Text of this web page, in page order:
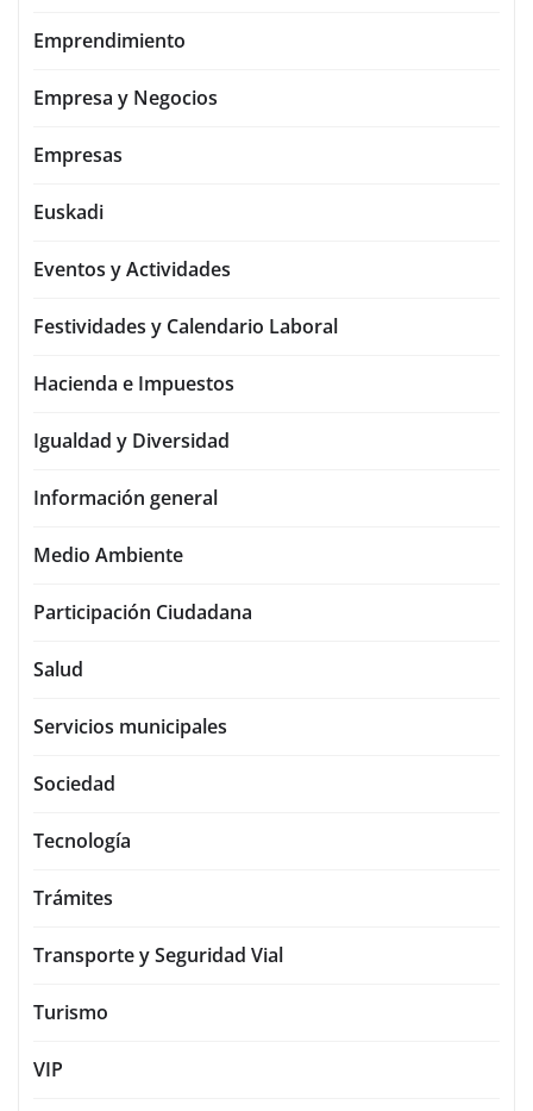
Emprendimiento
Empresa y Negocios
Empresas
Euskadi
Eventos y Actividades
Festividades y Calendario Laboral
Hacienda e Impuestos
Igualdad y Diversidad
Información general
Medio Ambiente
Participación Ciudadana
Salud
Servicios municipales
Sociedad
Tecnología
Trámites
Transporte y Seguridad Vial
Turismo
VIP